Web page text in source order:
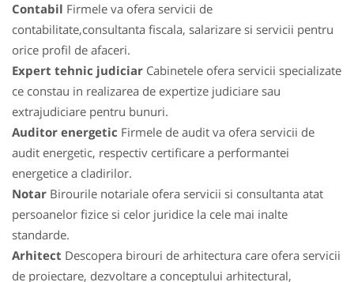
Contabil Firmele va ofera servicii de
contabilitate,consultanta fiscala, salarizare si servicii pentru
orice profil de afaceri.
Expert tehnic judiciar Cabinetele ofera servicii specializate
ce constau in realizarea de expertize judiciare sau
extrajudiciare pentru bunuri.
Auditor energetic Firmele de audit va ofera servicii de
audit energetic, respectiv certificare a performantei
energetice a cladirilor.
Notar Birourile notariale ofera servicii si consultanta atat
persoanelor fizice si celor juridice la cele mai inalte
standarde.
Arhitect Descopera birouri de arhitectura care ofera servicii
de proiectare, dezvoltare a conceptului arhitectural,